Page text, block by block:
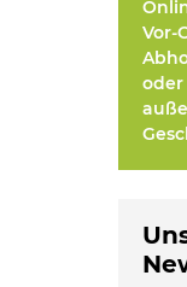
Vor-
oder